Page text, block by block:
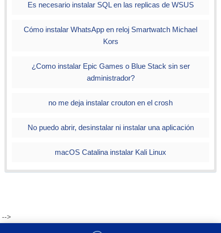
Es necesario instalar SQL en las replicas de WSUS
Cómo instalar WhatsApp en reloj Smartwatch Michael
Kors
¿Como instalar Epic Games o Blue Stack sin ser
administrador?
no me deja instalar crouton en el crosh
No puedo abrir, desinstalar ni instalar una aplicación
macOS Catalina instalar Kali Linux
-->